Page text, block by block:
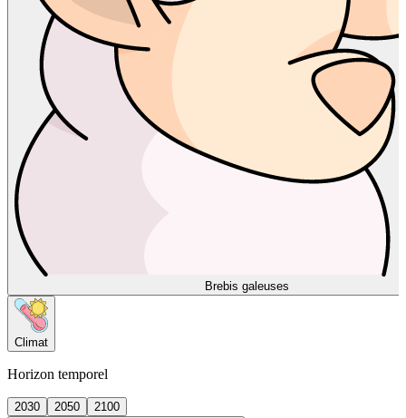
Brebis galeuses
Climat
Horizon temporel
2030 2050
2100